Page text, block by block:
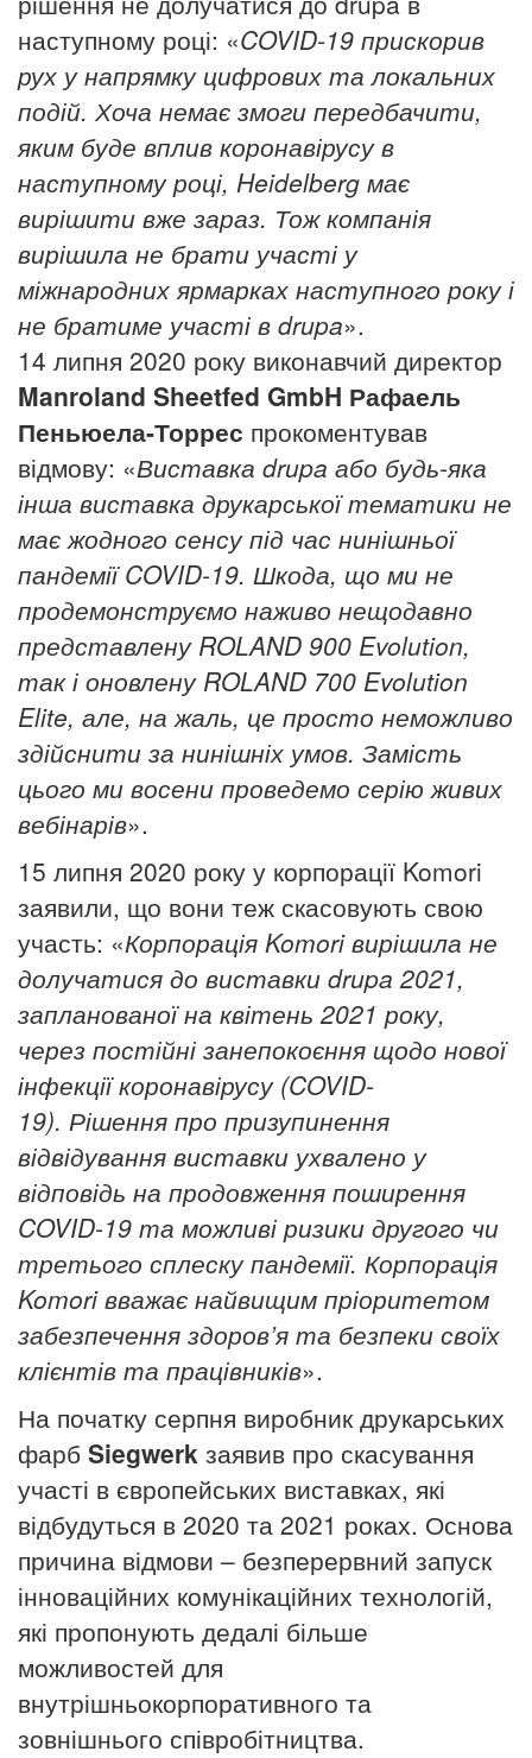
наступному році: «COVID-19 прискорив
рух у напрямку цифрових та локальних
подій. Хоча немає змоги передбачити,
яким буде вплив коронавірусув
наступному році, Heidelberg має
вирішити вже зараз. Тож компанія
вирішила не брати участі у
міжнародних ярмарках наступного року і
не братиме участі в drupa».
14 липня 2020 року виконавчий директор
Manroland Sheetfed GmbH Рафаель
Пеньюела-Торрес прокоментував
відмову: «Виставка drupa або будь-яка
інша виставка друкарської тематики не
маєжодного сенсу під час нинішньої
пандемії COVID-19. Шкода, що ми не
продемонструємо наживо нещодавно
представлену ROLAND 900 Evolution,
так і оновлену ROLAND 700 Evolution
Elite, але, на жаль, це просто неможливо
здійснити за нинішніх умов. Замість
цього ми восени проведемо серію живих
вебінарів».
15 липня 2020 року у корпорації Komori
заявили, що вони теж скасовують свою
участь: «Корпорація Komoriвирішила не
долучатися до виставки drupa 2021,
запланованої на квітень 2021 року,
через постійні занепокоєння щодо нової
інфекції коронавірусу (COVID-
19). Рішення про призупинення
відвідування виставки ухвалено у
відповідь на продовження поширення
COVID-19 та можливі ризики другого чи
третього сплеску пандемії. Корпорація
Komori вважає найвищим пріоритетом
забезпечення здоров’я та безпеки своїх
клієнтів та працівників».
На початку серпня виробник друкарських
фарб Siegwerk заявив про скасування
участі в європейських виставках, які
відбудуться в 2020 та 2021 роках. Основа
причина відмови – безперервний запуск
інноваційних комунікаційних технологій,
які пропонують дедалі більше
можливостей для
внутрішньокорпоративного та
зовнішнього співробітництва.